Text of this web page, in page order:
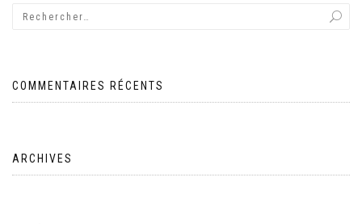
COMMENTAIRES RÉCENTS
ARCHIVES